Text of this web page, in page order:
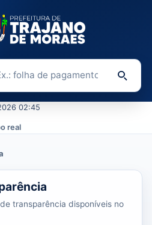
02:45
real
banco de dados.
transparência disponíveis no